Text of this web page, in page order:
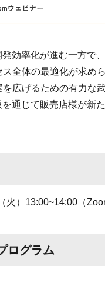
効率化が進む一方で
全体の最適化が求め
広げるための有力な
通じて販売店様が新
火）13:00~14:00（
ログラム